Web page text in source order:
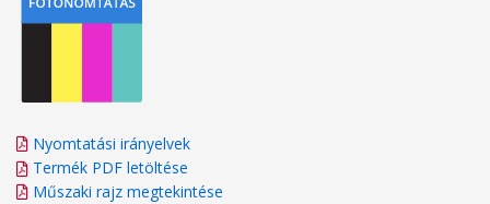
Nyomtatási irányelvek
Termék PDF letöltése
Műszaki rajz megtekintése